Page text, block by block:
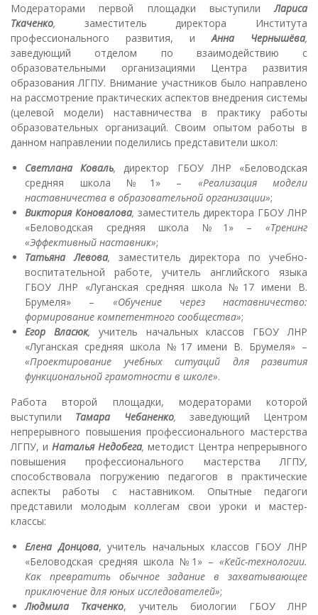
Модераторами первой площадки выступилиЛариса
Ткаченко, заместитель директора Института
профессионального развития, иАнна Чернышёва,
заведующий отделом по взаимодействию с
образовательными организациями Центра развития
образования ЛГПУ. Внимание участников было направлено
на рассмотрение практических аспектов внедрения системы
(целевой модели) наставничества в практику работы
образовательных организаций. Своим опытом работы в
данном направлении поделились представители школ:
Светлана Коваль, директор ГБОУ ЛНР «Беловодская
средняя школа №1» – «Реализация модели
наставничества в образовательной организации»;
Виктория Коновалова, заместитель директора ГБОУ ЛНР
«Беловодская средняя школа №1» – «Тренинг
«Эффективный наставник»;
Татьяна Левова, заместитель директора по учебно-
воспитательной работе, учитель английского языка
ГБОУ ЛНР «Луганская средняя школа №17 имени В.
Брумеля» – «Обучение через наставничество:
формирование компетентного сообщества»;
Егор Власюк, учитель начальных классов ГБОУ ЛНР
«Луганская средняя школа №17 имени В. Брумеля» –
«Проектирование учебных ситуаций для развития
функциональной грамотности в школе».
Работа второй площадки, модераторами которой
выступили Тамара Чебаненко, заведующий Центром
непрерывного повышения профессионального мастерства
ЛГПУ, и Наталья Недобега, методист Центра непрерывного
повышения профессионального мастерства ЛГПУ,
способствовала погружению педагогов в практические
аспекты работы с наставником. Опытные педагоги
представили молодым коллегам свои уроки и мастер-
классы:
Елена Донцова, учитель начальных классов ГБОУ ЛНР
«Беловодская средняя школа №1» – «Кейс-технологии.
Как превратить обычное задание в захватывающее
приключение для юных исследователей»;
Людмила Ткаченко, учитель биологии ГБОУ ЛНР